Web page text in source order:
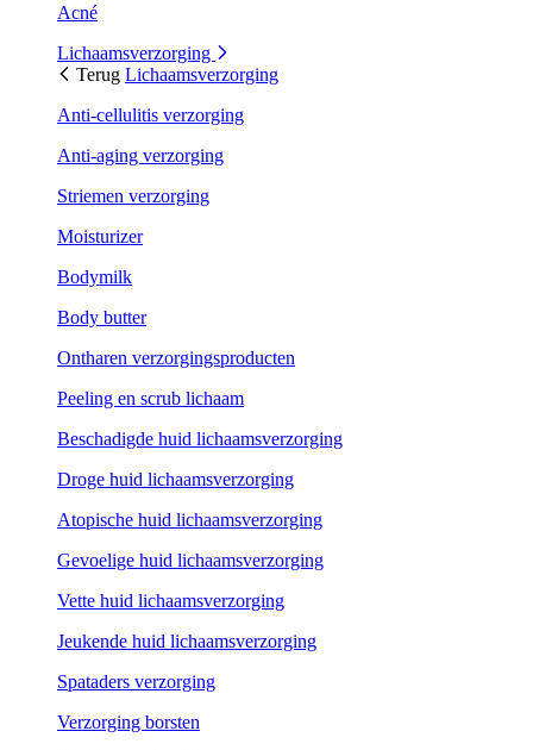
Acné
Lichaamsverzorging
Terug Lichaamsverzorging
Anti-cellulitis verzorging
Anti-aging verzorging
Striemen verzorging
Moisturizer
Bodymilk
Body butter
Ontharen verzorgingsproducten
Peeling en scrub lichaam
Beschadigde huid lichaamsverzorging
Droge huid lichaamsverzorging
Atopische huid lichaamsverzorging
Gevoelige huid lichaamsverzorging
Vette huid lichaamsverzorging
Jeukende huid lichaamsverzorging
Spataders verzorging
Verzorging borsten